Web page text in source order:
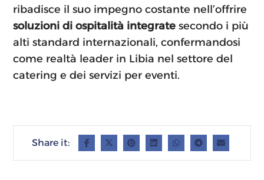
ribadisce il suo impegno costante nell’offrire
soluzioni di ospitalità integrate secondo i più
alti standard internazionali, confermandosi
come realtà leader in Libia nel settore del
catering e dei servizi per eventi.